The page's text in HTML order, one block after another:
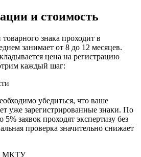
и стоимость
знака проходит в
занимает от 8 до 12 месяцев.
цена на регистрацию
каждый шаг:
убедиться, что ваше
уже зарегистрированные знаки. По
5% заявок проходят экспертизу без
проверка значительно снижает
МКТУ